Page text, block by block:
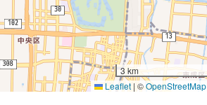
3 km
Leaflet | ©OpenStreetMap